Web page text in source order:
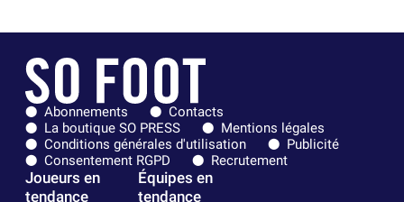
Abonnements
Contacts
La boutique SO PRESS
Mentions légales
Conditions générales d'utilisation
Publicité
Consentement RGPD
Recrutement
Joueurs en
tendance
Équipes en
tendance